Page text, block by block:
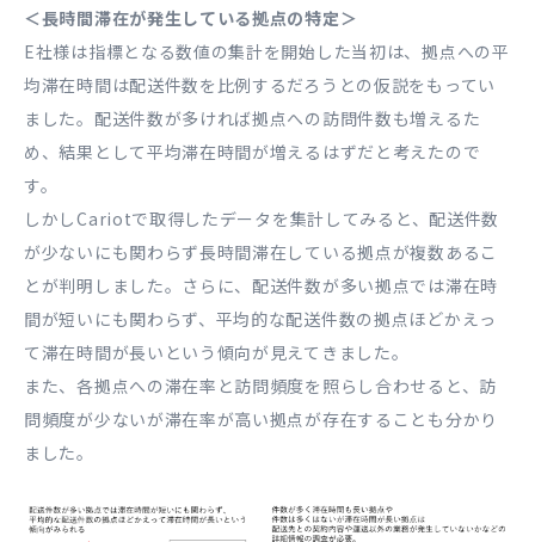
＜長時間滞在が発生している拠点の特定＞
E社様は指標となる数値の集計を開始した当初は、拠点への平
均滞在時間は配送件数を比例するだろうとの仮説をもってい
ました。配送件数が多ければ拠点への訪問件数も増えるた
め、結果として平均滞在時間が増えるはずだと考えたので
す。
しかしCariotで取得したデータを集計してみると、配送件数
が少ないにも関わらず長時間滞在している拠点が複数あるこ
とが判明しました。さらに、配送件数が多い拠点では滞在時
間が短いにも関わらず、平均的な配送件数の拠点ほどかえっ
て滞在時間が長いという傾向が見えてきました。
また、各拠点への滞在率と訪問頻度を照らし合わせると、訪
問頻度が少ないが滞在率が高い拠点が存在することも分かり
ました。